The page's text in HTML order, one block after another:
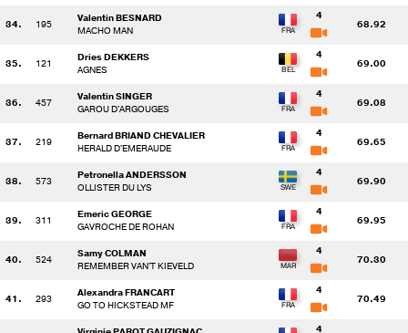
34. 195
Valentin BESNARD
MACHO MAN
4
68.92
35. 121
Dries DEKKERS
AGNES
4
69.00
36. 457
Valentin SINGER
GAROU D'ARGOUGES
4
69.08
37. 219
Bernard BRIAND CHEVALIER
HERALD D'EMERAUDE
4
69.65
38. 573
Petronella ANDERSSON
OLLISTER DU LYS
4
69.90
39. 311
Emeric GEORGE
GAVROCHE DE ROHAN
4
69.95
40. 524
Samy COLMAN
REMEMBER VAN'T KIEVELD
4
70.30
41. 293
Alexandra FRANCART
GO TO HICKSTEAD MF
4
70.49
4